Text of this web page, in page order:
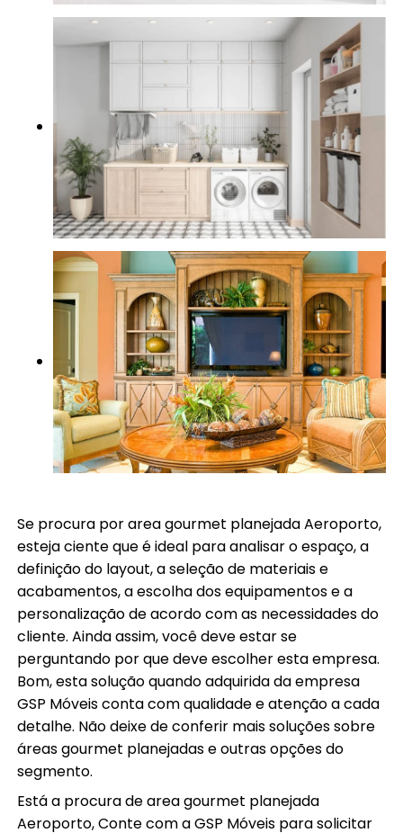
Se procura por area gourmet planejada Aeroporto,
esteja ciente que é ideal para analisar o espaço, a
definição do layout, a seleção de materiais e
acabamentos, a escolha dos equipamentos e a
personalização de acordo com as necessidades do
cliente. Ainda assim, você deve estar se
perguntando por que deve escolher esta empresa.
Bom, esta solução quando adquirida da empresa
GSP Móveis conta com qualidade e atenção a cada
detalhe. Não deixe de conferir mais soluções sobre
áreas gourmet planejadas e outras opções do
segmento.
Está a procura de area gourmet planejada
Aeroporto, Conte com a GSP Móveis para solicitar